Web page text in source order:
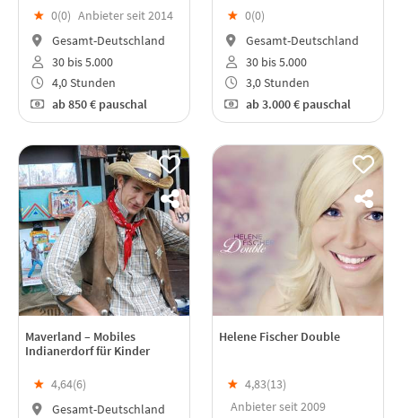
★ 0(0) Anbieter seit 2014
Gesamt-Deutschland
30 bis 5.000
4,0 Stunden
ab850 € pauschal
★ 0(0)
Gesamt-Deutschland
30 bis 5.000
3,0 Stunden
ab3.000 € pauschal
Maverland – Mobiles
Indianerdorf für Kinder
★ 4,64(6)
Gesamt-Deutschland
Helene Fischer Double
★ 4,83(13)
Anbieter seit 2009